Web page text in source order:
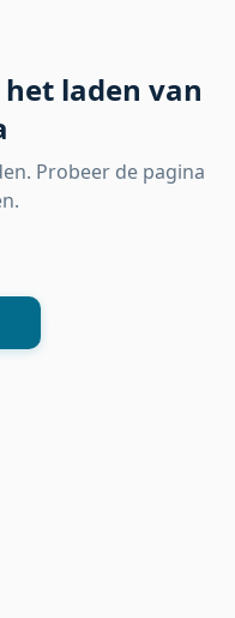
laden van
Probeer de pagina